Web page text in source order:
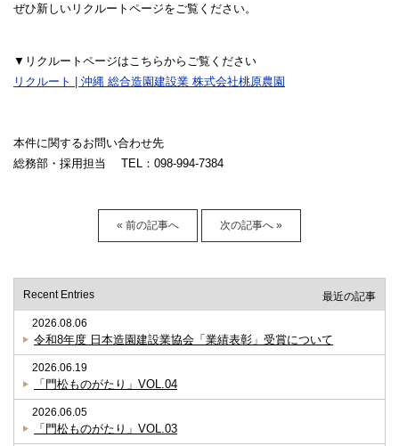
ぜひ新しいリクルートページをご覧ください。
▼リクルートページはこちらからご覧ください
リクルート | 沖縄 総合造園建設業 株式会社桃原農園
本件に関するお問い合わせ先
総務部・採用担当 TEL：098-994-7384
« 前の記事へ 次の記事へ »
Recent Entries 最近の記事
2026.08.06
令和8年度 日本造園建設業協会「業績表彰」受賞について
2026.06.19
「門松ものがたり」VOL.04
2026.06.05
「門松ものがたり」VOL.03